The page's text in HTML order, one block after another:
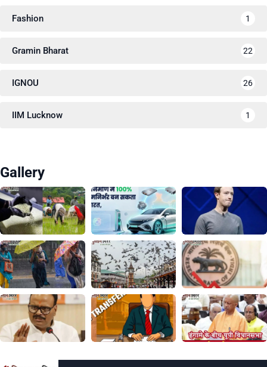
Fashion 1
Gramin Bharat 22
IGNOU 26
IIM Lucknow 1
Gallery